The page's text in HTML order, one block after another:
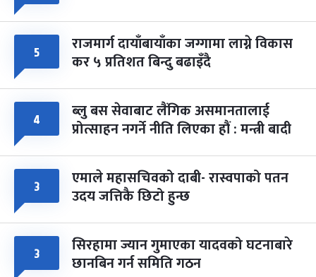
५ राजमार्ग दायाँबायाँका जग्गामा लाग्ने विकास
कर ५ प्रतिशत बिन्दु बढाइँदै
४ ब्लु बस सेवाबाट लैंगिक असमानतालाई
प्रोत्साहन नगर्ने नीति लिएका हौं : मन्त्री बादी
३ एमाले महासचिवको दाबी- रास्वपाको पतन
उदय जत्तिकै छिटो हुन्छ
३ सिरहामा ज्यान गुमाएका यादवको घटनाबारे
छानबिन गर्न समिति गठन